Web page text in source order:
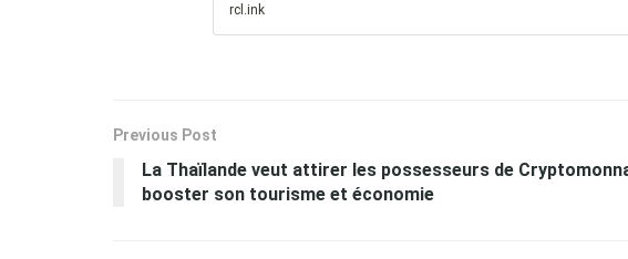
rcl.ink
Previous Post
La Thaïlande veut attirer les possesseurs de
booster son tourisme et économie